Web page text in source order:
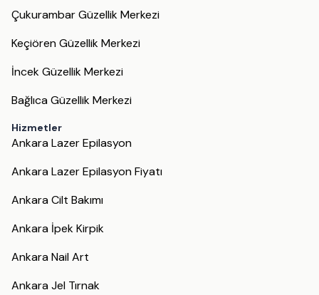
Çukurambar Güzellik Merkezi
Keçiören Güzellik Merkezi
İncek Güzellik Merkezi
Bağlıca Güzellik Merkezi
Hizmetler
Ankara Lazer Epilasyon
Ankara Lazer Epilasyon Fiyatı
Ankara Cilt Bakımı
Ankara İpek Kirpik
Ankara Nail Art
Ankara Jel Tırnak